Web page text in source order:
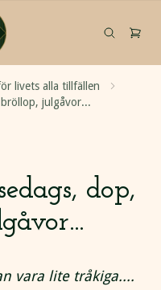
livets alla tillfällen
julgåvor...
dop,
vara lite tråkiga....